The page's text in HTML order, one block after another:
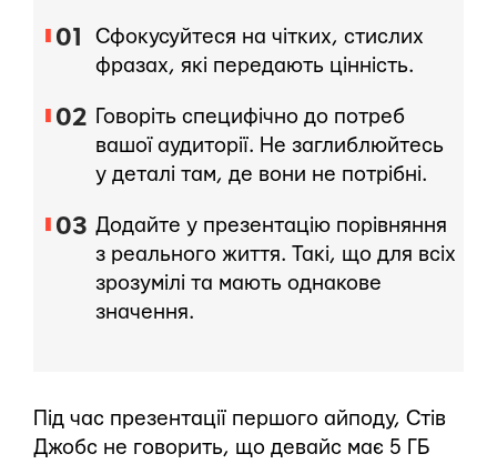
Сфокусуйтеся на чітких, стислих
фразах, які передають цінність.
Говоріть специфічно до потреб
вашої аудиторії. Не заглиблюйтесь
у деталі там, де вони не потрібні.
Додайте у презентацію порівняння
з реального життя. Такі, що для всіх
зрозумілі та мають однакове
значення.
Під час презентації першого айподу, Стів
Джобс не говорить, що девайс має 5 ГБ